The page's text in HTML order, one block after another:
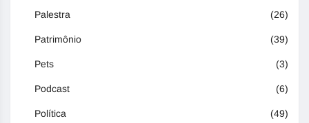
Palestra (26)
Patrimônio (39)
Pets (3)
Podcast (6)
Política (49)